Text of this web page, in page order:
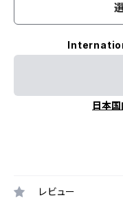
日本
レビュー